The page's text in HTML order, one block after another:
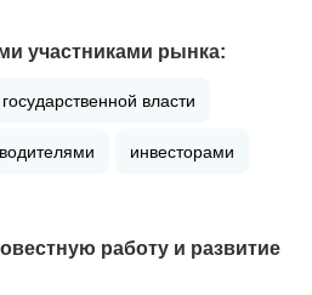
участниками рынка:
власти
инвесторами
работу и развитие